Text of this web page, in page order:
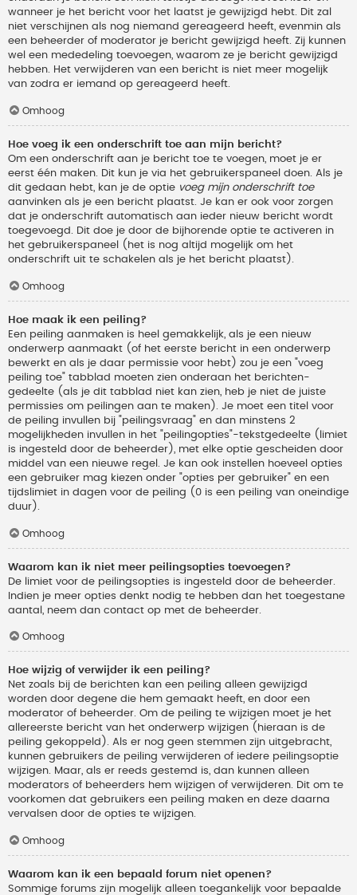
wanneer je het bericht voor het laatst je gewijzigd hebt. Dit zal
niet verschijnen als nog niemand gereageerd heeft, evenmin als
een beheerder of moderator je bericht gewijzigd heeft. Zij kunnen
wel een mededeling toevoegen, waarom ze je bericht gewijzigd
hebben. Het verwijderen van een bericht is niet meer mogelijk
van zodra er iemand op gereageerd heeft.
Omhoog
Hoe voeg ik een onderschrift toe aan mijn bericht?
Om een onderschrift aan je bericht toe te voegen, moet je er
eerst één maken. Dit kun je via het gebruikerspaneel doen. Als je
dit gedaan hebt, kan je de optie voeg mijn onderschrift toe
aanvinken als je een bericht plaatst. Je kan er ook voor zorgen
dat je onderschrift automatisch aan ieder nieuw bericht wordt
toegevoegd. Dit doe je door de bijhorende optie te activeren in
het gebruikerspaneel (het is nog altijd mogelijk om het
onderschrift uit te schakelen als je het bericht plaatst).
Omhoog
Hoe maak ik een peiling?
Een peiling aanmaken is heel gemakkelijk, als je een nieuw
onderwerp aanmaakt (of het eerste bericht in een onderwerp
bewerkt en als je daar permissie voor hebt) zou je een "voeg
peiling toe" tabblad moeten zien onderaan het berichten-
gedeelte (als je dit tabblad niet kan zien, heb je niet de juiste
permissies om peilingen aan te maken). Je moet een titel voor
de peiling invullen bij "peilingsvraag" en dan minstens 2
mogelijkheden invullen in het "peilingopties"-tekstgedeelte (limiet
is ingesteld door de beheerder), met elke optie gescheiden door
middel van een nieuwe regel. Je kan ook instellen hoeveel opties
een gebruiker mag kiezen onder "opties per gebruiker" en een
tijdslimiet in dagen voor de peiling (0 is een peiling van oneindige
duur).
Omhoog
Waarom kan ik niet meer peilingsopties toevoegen?
De limiet voor de peilingsopties is ingesteld door de beheerder.
Indien je meer opties denkt nodig te hebben dan het toegestane
aantal, neem dan contact op met de beheerder.
Omhoog
Hoe wijzig of verwijder ik een peiling?
Net zoals bij de berichten kan een peiling alleen gewijzigd
worden door degene die hem gemaakt heeft, en door een
moderator of beheerder. Om de peiling te wijzigen moet je het
allereerste bericht van het onderwerp wijzigen (hieraan is de
peiling gekoppeld). Als er nog geen stemmen zijn uitgebracht,
kunnen gebruikers de peiling verwijderen of iedere peilingsoptie
wijzigen. Maar, als er reeds gestemd is, dan kunnen alleen
moderators of beheerders hem wijzigen of verwijderen. Dit om te
voorkomen dat gebruikers een peiling maken en deze daarna
vervalsen door de opties te wijzigen.
Omhoog
Waarom kan ik een bepaald forum niet openen?
Sommige forums zijn mogelijk alleen toegankelijk voor bepaalde